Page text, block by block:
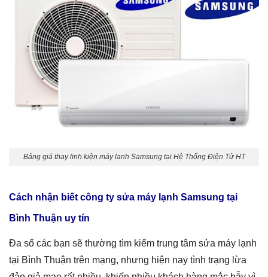
Bảng giá thay linh kiện máy lạnh Samsung tại Hệ Thống Điện Tử HT
Cách nhận biết công ty sửa máy lạnh Samsung tại
Bình Thuận uy tín
Đa số các bạn sẽ thường tìm kiếm trung tâm sửa máy lạnh
tại Bình Thuận trên mạng, nhưng hiện nay tình trạng lừa